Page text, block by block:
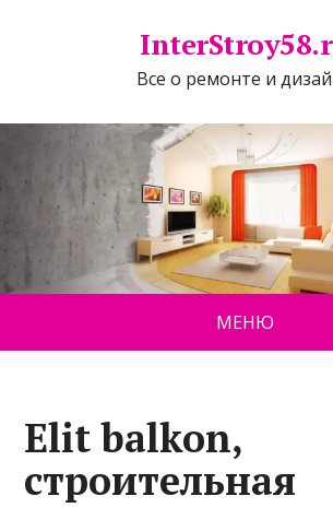
Все о ремонте и
МЕНЮ
Elit balkon,
строительная